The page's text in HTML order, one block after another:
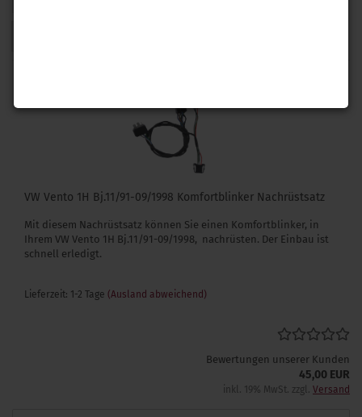
VW Vento 1H Bj.11/91-09/1998 Komfortblinker Nachrüstsatz
Mit diesem Nachrüstsatz können Sie einen Komfortblinker, in
Ihrem VW Vento 1H Bj.11/91-09/1998, nachrüsten. Der Einbau ist
schnell erledigt.
Lieferzeit: 1-2 Tage (Ausland abweichend)
Bewertungen unserer Kunden
45,00 EUR
inkl. 19% MwSt. zzgl. Versand